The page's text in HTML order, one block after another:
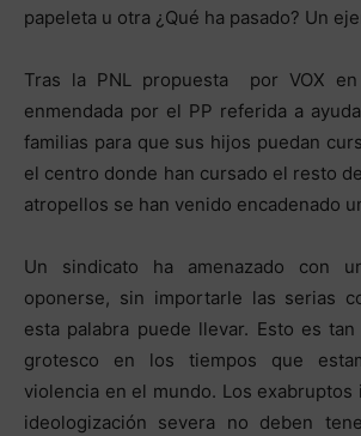
papeleta u otra ¿Qué ha pasado? Un
Tras la PNL propuesta por VOX
enmendada por el PP referida a
familias para que sus hijos puedan
el centro donde han cursado el resto
atropellos se han venido encadenado
Un sindicato ha amenazado con
oponerse, sin importarle las serias
esta palabra puede llevar. Esto es
grotesco en los tiempos que
violencia en el mundo. Los exabruptos
ideologización severa no deben